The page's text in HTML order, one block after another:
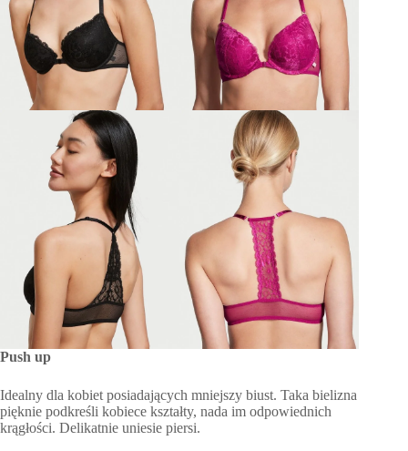
Push up
Idealny dla kobiet posiadających mniejszy biust. Taka bielizna
pięknie podkreśli kobiece kształty, nada im odpowiednich
krągłości. Delikatnie uniesie piersi.